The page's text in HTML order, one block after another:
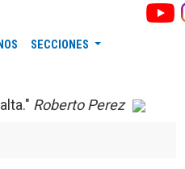
SECCIONES
Roberto Perez